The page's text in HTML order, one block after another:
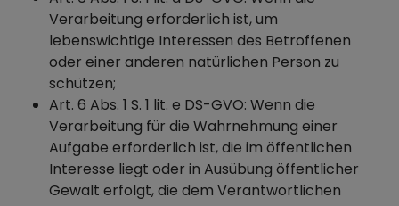
Verarbeitung erforderlich ist, um
lebenswichtige Interessen des Betroffenen
oder einer anderen natürlichen Person zu
schützen;
Art. 6 Abs. 1 S. 1 lit. e DS-GVO: Wenn die
Verarbeitung für die Wahrnehmung einer
Aufgabe erforderlich ist, die im öffentlichen
Interesse liegt oder in Ausübung öffentlicher
Gewalt erfolgt, die dem Verantwortlichen